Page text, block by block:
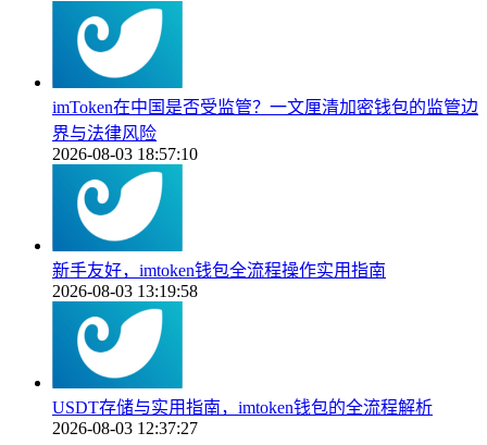
imToken在中国是否受监管？一文厘清加密钱包的监管边
界与法律风险
2026-08-03 18:57:10
新手友好，imtoken钱包全流程操作实用指南
2026-08-03 13:19:58
USDT存储与实用指南，imtoken钱包的全流程解析
2026-08-03 12:37:27